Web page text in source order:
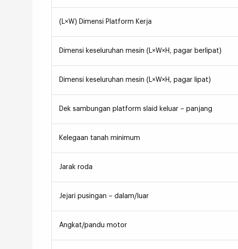
(L×W) Dimensi Platform Kerja
Dimensi keseluruhan mesin (L×W×H, pagar berlipat)
Dimensi keseluruhan mesin (L×W×H, pagar lipat)
Dek sambungan platform slaid keluar – panjang
Kelegaan tanah minimum
Jarak roda
Jejari pusingan – dalam/luar
Angkat/pandu motor